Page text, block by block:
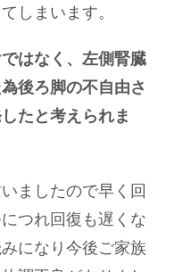
しまいます。
はなく、左側腎臓
後ろ脚の不自由さ
たと考えられま
ましたので早く回
つれ回復も遅くな
になり今後ご家族